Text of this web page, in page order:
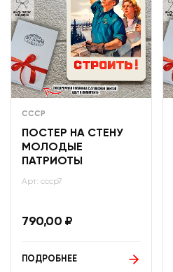
СССР
ПОСТЕР НА СТЕНУ
МОЛОДЫЕ
ПАТРИОТЫ
Арт: ссср7
790,00 ₽
ПОДРОБНЕЕ